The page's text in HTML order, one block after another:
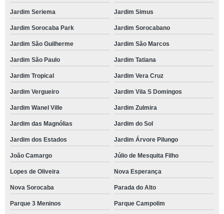
Jardim Seriema Jardim Simus
Jardim Sorocaba Park Jardim Sorocabano
Jardim São Guilherme Jardim São Marcos
Jardim São Paulo Jardim Tatiana
Jardim Tropical Jardim Vera Cruz
Jardim Vergueiro Jardim Vila S Domingos
Jardim Wanel Ville Jardim Zulmira
Jardim das Magnólias Jardim do Sol
Jardim dos Estados Jardim Árvore Pilungo
João Camargo Júlio de Mesquita Filho
Lopes de Oliveira Nova Esperança
Nova Sorocaba Parada do Alto
Parque 3 Meninos Parque Campolim